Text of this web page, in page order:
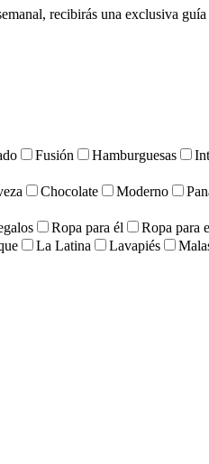
recibirás una exclusiva
Fusión Hamburguesas
Chocolate Moderno
Ropa para él Ropa para
La Latina Lavapiés